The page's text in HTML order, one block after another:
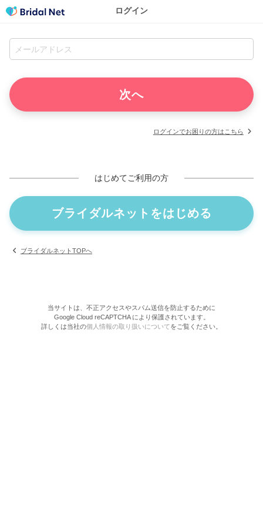
ログイン
ログインでお困りの方はこちら
はじめてご利用の方
ブライダルネットをはじめる
ブライダルネットTOPへ
当サイトは、不正アクセスやスパム送信を防止するために
Google Cloud reCAPTCHA により保護されています。
詳しくは当社の個人情報の取り扱いについてをご覧ください。